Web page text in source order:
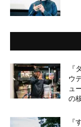
『
ウ
ュ
の
『